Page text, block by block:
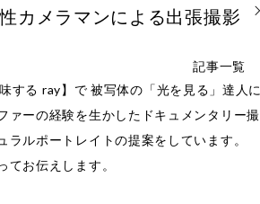
カメラマンによる出張撮影
記事一覧
する ray】で 被写体の「光を見る」達人に
ァーの経験を生かしたドキュメンタリー撮
ルポートレイトの提案をしています。
てお伝えします。